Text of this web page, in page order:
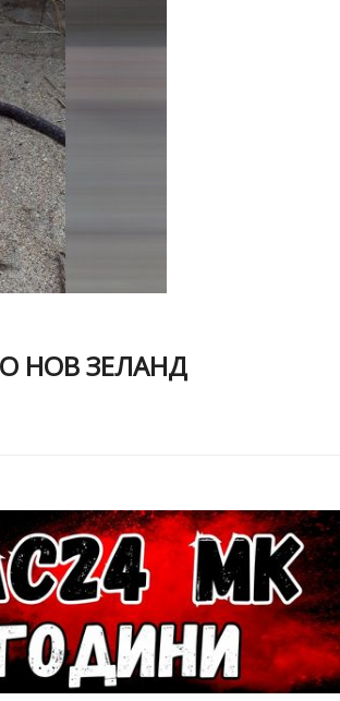
НОВ ЗЕЛАНД